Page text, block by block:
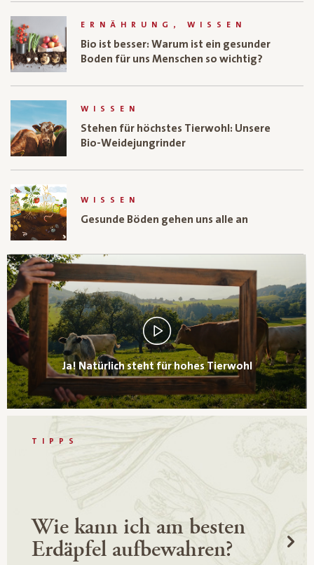
ERNÄHRUNG, WISSEN
Bio ist besser: Warum ist ein gesunder
Boden für uns Menschen so wichtig?
WISSEN
Stehen für höchstes Tierwohl: Unsere
Bio-Weidejungrinder
WISSEN
Gesunde Böden gehen uns alle an
Ja! Natürlich steht für hohes Tierwohl
TIPPS
Wie kann ich am besten
Erdäpfel aufbewahren?